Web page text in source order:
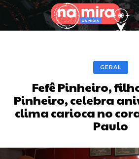
GERAL
Fefê Pinheiro,
Pinheiro, celebra
clima carioca no
Paulo